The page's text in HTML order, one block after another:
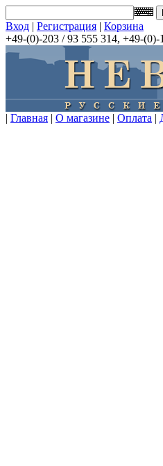
Вход | Регистрация | Корзина
+49-(0)-203 / 93 555 314, +49-(0)-
| Главная | О магазине | Оплата |